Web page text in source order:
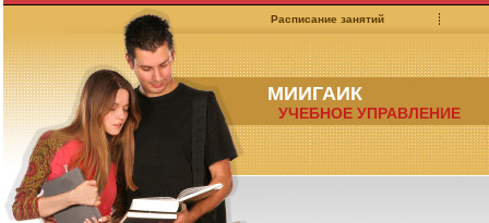
Расписание занятий
МИИГАИК
УЧЕБНОЕ УПРАВЛЕНИЕ